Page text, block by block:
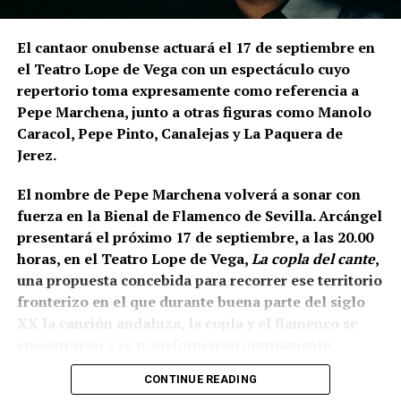
parte superior levantaron la muralla y, en una
posición inferior, unaestructura ataludada que
inicialmente servía como refuerzo o contrafuerte y
que posteriormente adquirió función de antemuro o
barbacana.Entre ambas estructuras se fueron
colocando rellenos de tierra separados por
tongadas de cal hasta conformar la liza,
nivel del mar.
El cantaor onubense actuará el 17 de septiembre en
el Teatro Lope de Vega con un espectáculo cuyo
repertorio toma expresamente como referencia a
Pepe Marchena, junto a otras figuras como Manolo
Caracol, Pepe Pinto, Canalejas y La Paquera de
Jerez.
El nombre de Pepe Marchena volverá a sonar con
fuerza en la Bienal de Flamenco de Sevilla. Arcángel
presentará el próximo 17 de septiembre, a las 20.00
horas, en el Teatro Lope de Vega,La copla del cante,
una propuesta concebida para recorrer ese territorio
fronterizo en el que durante buena parte del siglo
XX la canción andaluza, la copla y el flamenco se
La propia organización ha definido el espectáculo
CONTINUE READING